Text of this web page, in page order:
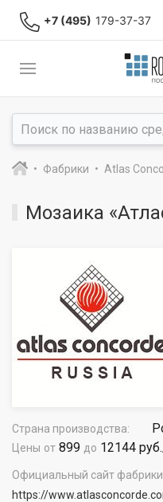
+7 (495) 179-37-37
Фабрики Atlas
Мозаика
Страна производства:
Цены от 899 до 12144
Официальный сайт
https://